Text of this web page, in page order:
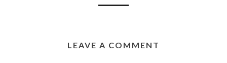
LEAVE A COMMENT